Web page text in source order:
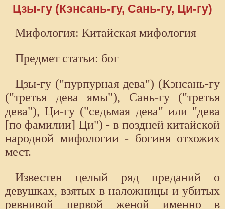
Цзы-гу (Кэнсань-гу, Сань-гу, Ци-гу)
Мифология: Китайская мифология
Предмет статьи: бог
Цзы-гу ("пурпурная дева") (Кэнсань-гу
("третья дева ямы"), Сань-гу ("третья
дева"), Ци-гу ("седьмая дева" или "дева
[по фамилии] Ци") - в поздней китайской
народной мифологии - богиня отхожих
мест.
Известен целый ряд преданий о
девушках, взятых в наложницы и убитых
ревнивой первой женой именно в